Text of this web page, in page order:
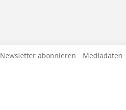
Newsletter abonnieren Mediadaten